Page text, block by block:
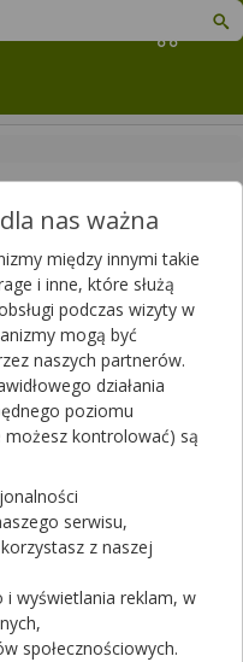
Koszyk
i innych produktach
nas ważna
między innymi takie
i inne, które służą
podczas wizyty w
mogą być
naszych partnerów.
działania
poziomu
możesz kontrolować) są
serwisu,
z naszej
i wyświetlania reklam, w
społecznościowych.